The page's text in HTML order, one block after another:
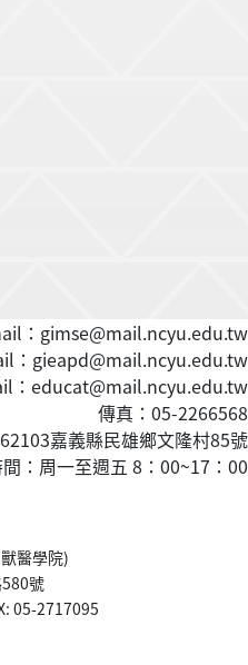
：gimse@mail.ncyu.edu.tw
：gieapd@mail.ncyu.edu.tw
：educat@mail.ncyu.edu.tw
傳真：05-2266568
嘉義縣民雄鄉文隆村85號
：周一至週五 8：00~17：00
醫學院)
號
05-2717095